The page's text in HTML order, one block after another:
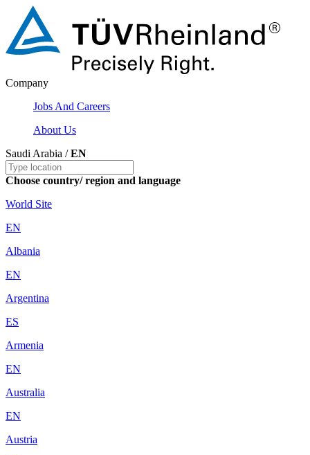
Company
Jobs And Careers
About Us
Saudi Arabia /EN
Choose country/ region and language
World Site
EN
Albania
EN
Argentina
ES
Armenia
EN
Australia
EN
Austria